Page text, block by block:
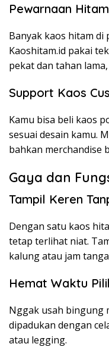
Pewarnaan
Banyak kaos hitam di
Kaoshitam.id pakai
pekat dan tahan
Support Kaos
Kamu bisa beli kaos
sesuai desain kamu.
bahkan merchandise
Gaya dan
Tampil Keren
Dengan satu kaos
tetap terlihat niat.
kalung atau jam
Hemat Waktu
Nggak usah bingung
dipadukan dengan
atau legging.